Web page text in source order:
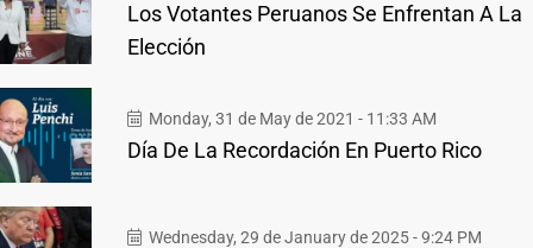
Los Votantes Peruanos Se Enfrentan A La
Elección
Monday, 31 de May de 2021 - 11:33 AM
Día De La Recordación En Puerto Rico
Wednesday, 29 de January de 2025 - 9:24 PM